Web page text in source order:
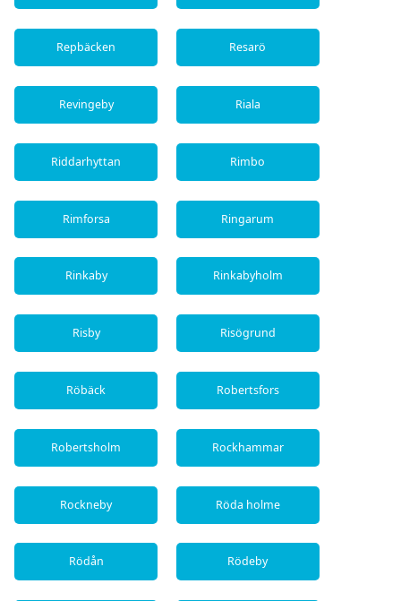
Repbäcken Resarö
Revingeby Riala
Riddarhyttan Rimbo
Rimforsa Ringarum
Rinkaby Rinkabyholm
Risby Risögrund
Röbäck Robertsfors
Robertsholm Rockhammar
Rockneby Röda holme
Rödån Rödeby